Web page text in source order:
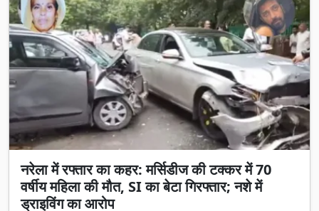
नरेला में रफ्तार का कहर: मर्सिडीज की टक्कर में 70
वर्षीय महिला की मौत, SI का बेटा गिरफ्तार; नशे में
ड्राइविंग का आरोप